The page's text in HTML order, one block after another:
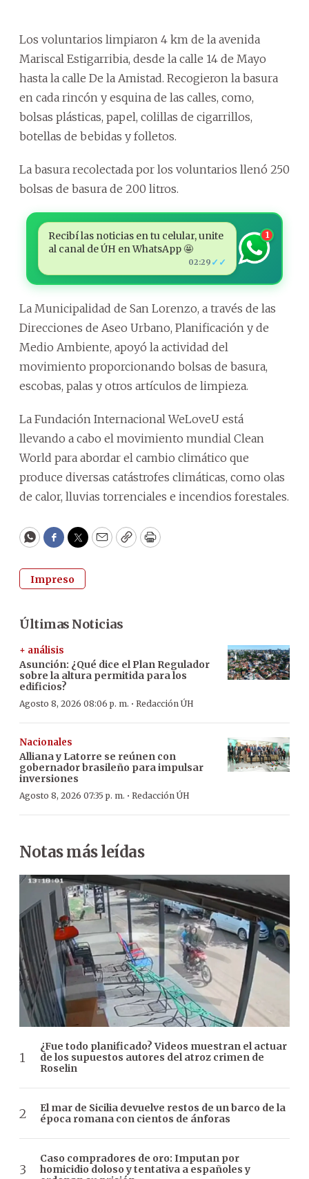
Los voluntarios limpiaron 4 km de la avenida
Mariscal Estigarribia, desde la calle 14 de Mayo
hasta la calle De la Amistad. Recogieron la basura
en cada rincón y esquina de las calles, como,
bolsas plásticas, papel, colillas de cigarrillos,
botellas de bebidas y folletos.
La basura recolectada por los voluntarios llenó 250
bolsas de basura de 200 litros.
Recibí las noticias en tu celular, unite
al canal de ÚH en WhatsApp 🤩
02:29 ✓✓
1
La Municipalidad de San Lorenzo, a través de las
Direcciones de Aseo Urbano, Planificación y de
Medio Ambiente, apoyó la actividad del
movimiento proporcionando bolsas de basura,
escobas, palas y otros artículos de limpieza.
La Fundación Internacional WeLoveU está
llevando a cabo el movimiento mundial Clean
World para abordar el cambio climático que
produce diversas catástrofes climáticas, como olas
de calor, lluvias torrenciales e incendios forestales.
WhatsApp
Facebook
Twitter
EmailCopyPrint
Impreso
Últimas Noticias
+ análisis
Asunción: ¿Qué dice el Plan Regulador
sobre la altura permitida para los
edificios?
Agosto 8, 2026 08:06 p. m. · Redacción ÚH
Nacionales
Alliana y Latorre se reúnen con
gobernador brasileño para impulsar
inversiones
Agosto 8, 2026 07:35 p. m. · Redacción ÚH
Notas más leídas
¿Fue todo planificado? Videos muestran el actuar
de los supuestos autores del atroz crimen de
Roselin
El mar de Sicilia devuelve restos de un barco de la
época romana con cientos de ánforas
Caso compradores de oro: Imputan por
homicidio doloso y tentativa a españoles y